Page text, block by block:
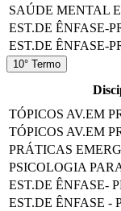
SAÚDE MENTAL
EST.DE ÊNFASE-
EST.DE ÊNFASE-
10° Termo
TÓPICOS AV.EM
TÓPICOS AV.EM
PRÁTICAS
PSICOLOGIA
EST.DE ÊNFASE-
EST.DE ÊNFASE -